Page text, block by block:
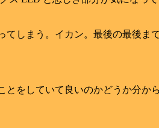
しまう。イカン。最後の最後ま
をしていて良いのかどうか分か